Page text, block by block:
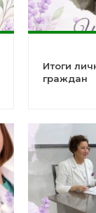
Итоги
граждан